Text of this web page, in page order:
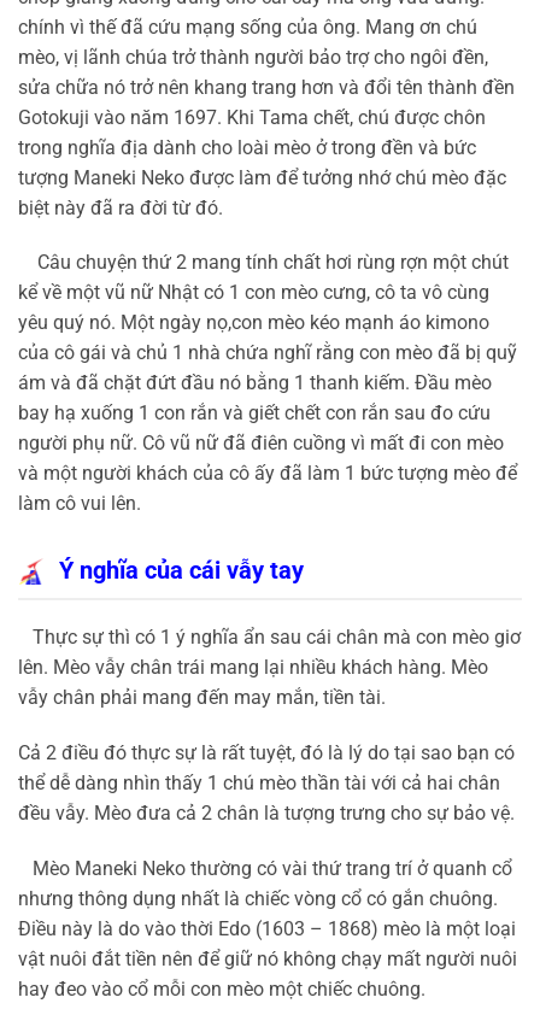
chính vì thế đã cứu mạng sống của ông. Mang ơn chú
mèo, vị lãnh chúa trở thành người bảo trợ cho ngôi đền,
sửa chữa nó trở nên khang trang hơn và đổi tên thành đền
Gotokuji vào năm 1697. Khi Tama chết, chú được chôn
trong nghĩa địa dành cho loài mèo ở trong đền và bức
tượng Maneki Neko được làm để tưởng nhớ chú mèo đặc
biệt này đã ra đời từ đó.
Câu chuyện thứ 2 mang tính chất hơi rùng rợn một chút
kể về một vũ nữ Nhật có 1 con mèo cưng, cô ta vô cùng
yêu quý nó. Một ngày nọ,con mèo kéo mạnh áo kimono
của cô gái và chủ 1 nhà chứa nghĩ rằng con mèo đã bị quỹ
ám và đã chặt đứt đầu nó bằng 1 thanh kiếm. Đầu mèo
bay hạ xuống 1 con rắn và giết chết con rắn sau đo cứu
người phụ nữ. Cô vũ nữ đã điên cuồng vì mất đi con mèo
và một người khách của cô ấy đã làm 1 bức tượng mèo để
làm cô vui lên.
Ý nghĩa của cái vẫy tay
Thực sự thì có 1 ý nghĩa ẩn sau cái chân mà con mèo giơ
lên. Mèo vẫy chân trái mang lại nhiều khách hàng. Mèo
vẫy chân phải mang đến may mắn, tiền tài.
Cả 2 điều đó thực sự là rất tuyệt, đó là lý do tại sao bạn có
thể dễ dàng nhìn thấy 1 chú mèo thần tài với cả hai chân
đều vẫy. Mèo đưa cả 2 chân là tượng trưng cho sự bảo vệ.
Mèo Maneki Neko thường có vài thứ trang trí ở quanh cổ
nhưng thông dụng nhất là chiếc vòng cổ có gắn chuông.
Điều này là do vào thời Edo (1603 – 1868) mèo là một loại
vật nuôi đắt tiền nên để giữ nó không chạy mất người nuôi
hay đeo vào cổ mỗi con mèo một chiếc chuông.